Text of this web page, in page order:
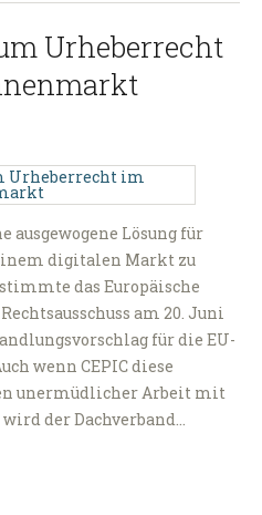
Urheberrecht
ausgewogene Lösung für
digitalen Markt zu
das Europäische
am 20. Juni
für die EU-
wenn CEPIC diese
unermüdlicher Arbeit mit
der Dachverband…